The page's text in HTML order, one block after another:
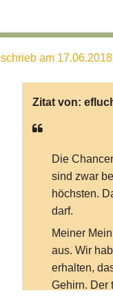
schrieb am
Zitat von:
Die
sind zwar
höchsten.
darf.
Meiner
aus. Wir
erhalten,
Gehirn. Der